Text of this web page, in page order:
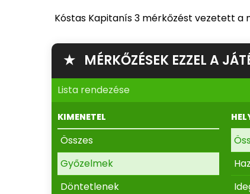
Kóstas Kapitanís 3 mérkőzést vezetett a
★ MÉRKŐZÉSEK EZZEL A
Lista rendezése
KIMENETEL
Összes
Győzelmek
Döntetlenek